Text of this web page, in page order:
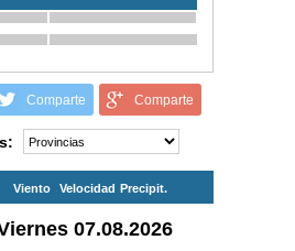
Comparte Comparte
Viento Velocidad Precipit.
07.08.2026